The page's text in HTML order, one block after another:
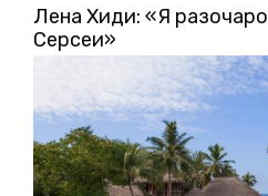
Лена Хиди: «Я
Серсеи»